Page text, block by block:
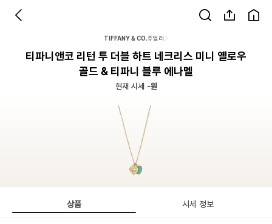
TIFFANY & CO.쥬얼리
티파니앤코 리턴 투 더블 하트 네크리스 미니 옐로우
골드 & 티파니 블루 에나멜
현재 시세 -원
상품 시세 정보